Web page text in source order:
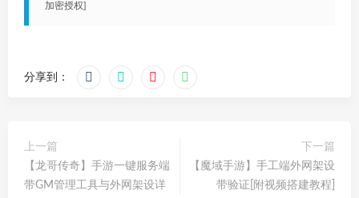
加密授权]
分享到：
上一篇
【龙哥传奇】手游一键服务端
带GM管理工具与外网架设详
下一篇
【魔域手游】手工端外网架设
带验证[附视频搭建教程]